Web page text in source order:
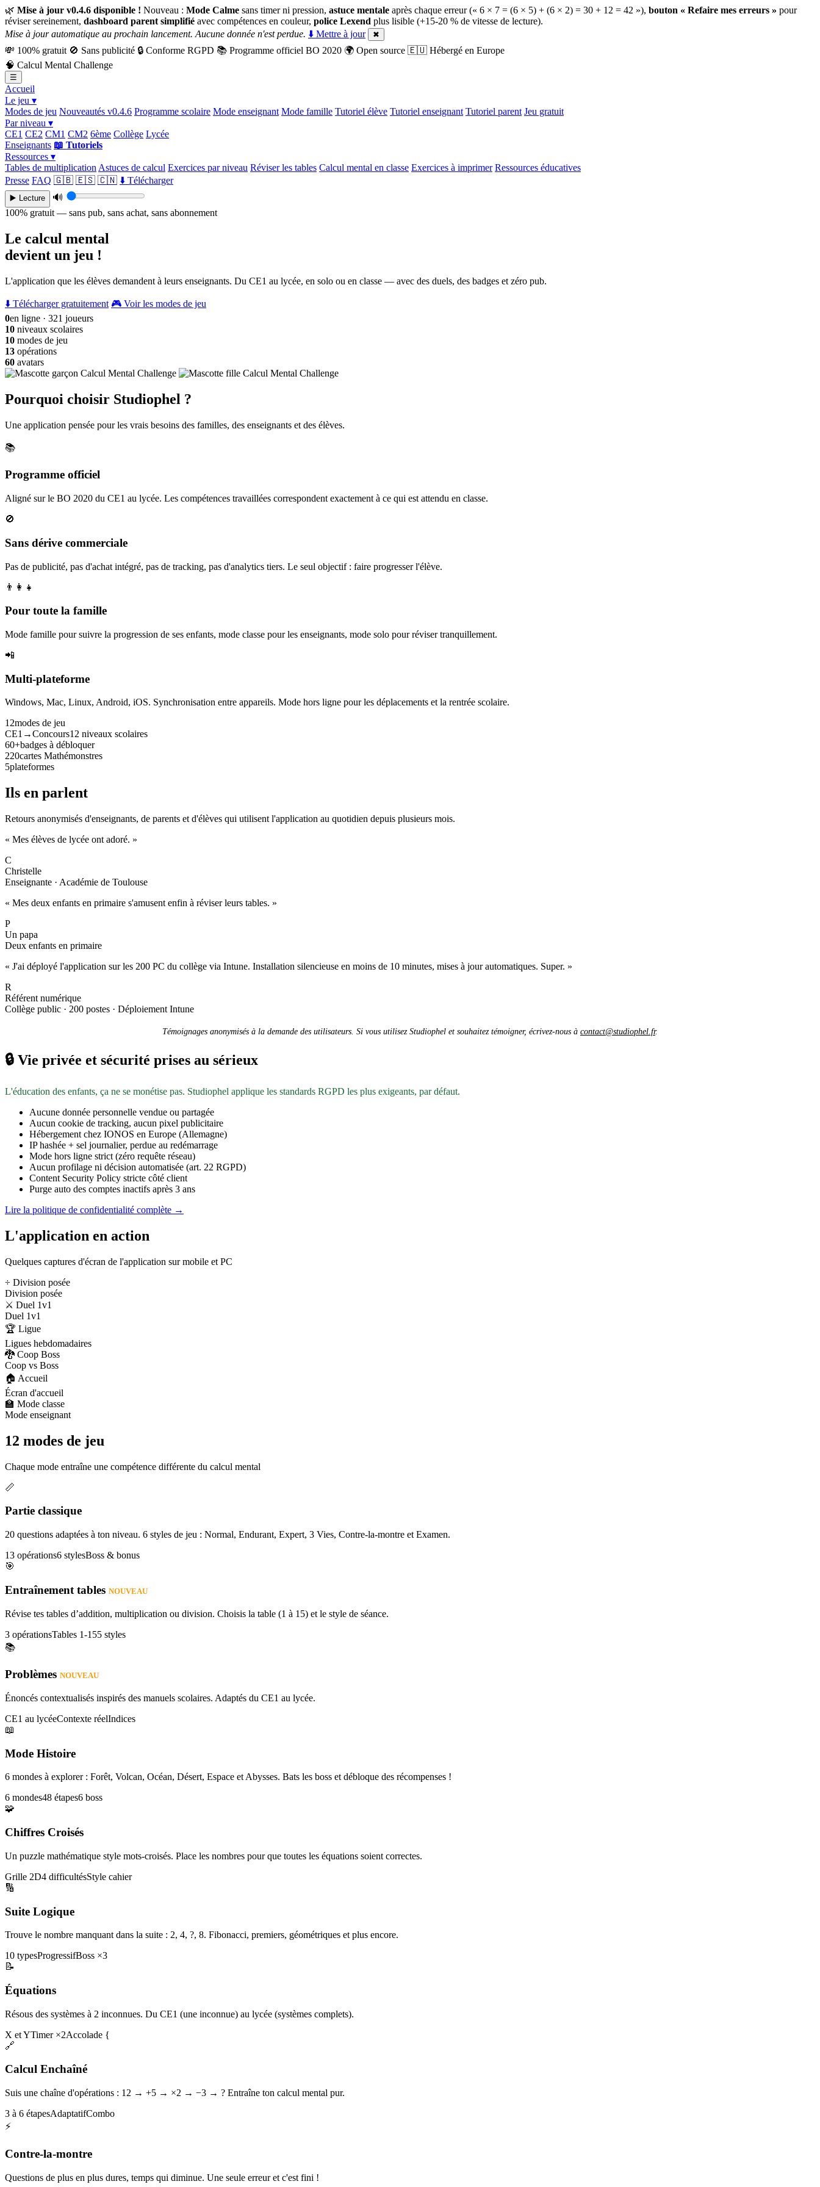
🌿 Mise à jour v0.4.6 disponible ! Nouveau : Mode Calme sans timer ni pression, astuce mentale après chaque erreur (« 6 × 7 = (6 × 5) + (6 × 2) = 30 + 12 = 42 »), bouton « Refaire mes erreurs » pour
réviser sereinement, dashboard parent simplifié avec compétences en couleur, police Lexend plus lisible (+15-20 % de vitesse de lecture).
Mise à jour automatique au prochain lancement. Aucune donnée n'est perdue. ⬇️ Mettre à jour ✖
💸 100% gratuit 🚫 Sans publicité 🔒 Conforme RGPD 📚 Programme officiel BO 2020 🌍 Open source 🇪🇺 Hébergé en Europe
🧠 Calcul Mental Challenge
☰
Accueil
Le jeu ▾
Modes de jeu Nouveautés v0.4.6 Programme scolaire Mode enseignant Mode famille Tutoriel élève Tutoriel enseignant Tutoriel parent Jeu gratuit
Par niveau ▾
CE1 CE2 CM1 CM2 6ème Collège Lycée
Enseignants 📖 Tutoriels
Ressources ▾
Tables de multiplication Astuces de calcul Exercices par niveau Réviser les tables Calcul mental en classe Exercices à imprimer Ressources éducatives
Presse FAQ 🇬🇧 🇪🇸 🇨🇳 ⬇️ Télécharger
▶️ Lecture
🔊
100% gratuit — sans pub, sans achat, sans abonnement
Le calcul mental
devient un jeu !
L'application que les élèves demandent à leurs enseignants. Du CE1 au lycée, en solo ou en classe — avec des duels, des badges et zéro pub.
⬇️ Télécharger gratuitement 🎮 Voir les modes de jeu
0en ligne · 321 joueurs
10 niveaux scolaires
10 modes de jeu
13 opérations
60 avatars
Pourquoi choisir Studiophel ?
Une application pensée pour les vrais besoins des familles, des enseignants et des élèves.
📚
Programme officiel
Aligné sur le BO 2020 du CE1 au lycée. Les compétences travaillées correspondent exactement à ce qui est attendu en classe.
🚫
Sans dérive commerciale
Pas de publicité, pas d'achat intégré, pas de tracking, pas d'analytics tiers. Le seul objectif : faire progresser l'élève.
👨‍👩‍👧
Pour toute la famille
Mode famille pour suivre la progression de ses enfants, mode classe pour les enseignants, mode solo pour réviser tranquillement.
📲
Multi-plateforme
Windows, Mac, Linux, Android, iOS. Synchronisation entre appareils. Mode hors ligne pour les déplacements et la rentrée scolaire.
12modes de jeu
CE1→Concours12 niveaux scolaires
60+badges à débloquer
220cartes Mathémonstres
5plateformes
Ils en parlent
Retours anonymisés d'enseignants, de parents et d'élèves qui utilisent l'application au quotidien depuis plusieurs mois.
« Mes élèves de lycée ont adoré. »
C
Christelle
Enseignante · Académie de Toulouse
« Mes deux enfants en primaire s'amusent enfin à réviser leurs tables. »
P
Un papa
Deux enfants en primaire
« J'ai déployé l'application sur les 200 PC du collège via Intune. Installation silencieuse en moins de 10 minutes, mises à jour automatiques. Super. »
R
Référent numérique
Collège public · 200 postes · Déploiement Intune
Témoignages anonymisés à la demande des utilisateurs. Si vous utilisez Studiophel et souhaitez témoigner, écrivez-nous à contact@studiophel.fr.
🔒 Vie privée et sécurité prises au sérieux
L'éducation des enfants, ça ne se monétise pas. Studiophel applique les standards RGPD les plus exigeants, par défaut.
Aucune donnée personnelle vendue ou partagée
Aucun cookie de tracking, aucun pixel publicitaire
Hébergement chez IONOS en Europe (Allemagne)
IP hashée + sel journalier, perdue au redémarrage
Mode hors ligne strict (zéro requête réseau)
Aucun profilage ni décision automatisée (art. 22 RGPD)
Content Security Policy stricte côté client
Purge auto des comptes inactifs après 3 ans
Lire la politique de confidentialité complète →
L'application en action
Quelques captures d'écran de l'application sur mobile et PC
÷ Division posée
Division posée
⚔️ Duel 1v1
Duel 1v1
🏆 Ligue
Ligues hebdomadaires
🐉 Coop Boss
Coop vs Boss
🏠 Accueil
Écran d'accueil
🏫 Mode classe
Mode enseignant
12 modes de jeu
Chaque mode entraîne une compétence différente du calcul mental
📏
Partie classique
20 questions adaptées à ton niveau. 6 styles de jeu : Normal, Endurant, Expert, 3 Vies, Contre-la-montre et Examen.
13 opérations6 stylesBoss & bonus
🎯
Entraînement tables NOUVEAU
Révise tes tables d’addition, multiplication ou division. Choisis la table (1 à 15) et le style de séance.
3 opérationsTables 1-155 styles
📚
Problèmes NOUVEAU
Énoncés contextualisés inspirés des manuels scolaires. Adaptés du CE1 au lycée.
CE1 au lycéeContexte réelIndices
📖
Mode Histoire
6 mondes à explorer : Forêt, Volcan, Océan, Désert, Espace et Abysses. Bats les boss et débloque des récompenses !
6 mondes48 étapes6 boss
🧩
Chiffres Croisés
Un puzzle mathématique style mots-croisés. Place les nombres pour que toutes les équations soient correctes.
Grille 2D4 difficultésStyle cahier
🔢
Suite Logique
Trouve le nombre manquant dans la suite : 2, 4, ?, 8. Fibonacci, premiers, géométriques et plus encore.
10 typesProgressifBoss ×3
📝
Équations
Résous des systèmes à 2 inconnues. Du CE1 (une inconnue) au lycée (systèmes complets).
X et YTimer ×2Accolade {
🔗
Calcul Enchaîné
Suis une chaîne d'opérations : 12 → +5 → ×2 → −3 → ? Entraîne ton calcul mental pur.
3 à 6 étapesAdaptatifCombo
⚡
Contre-la-montre
Questions de plus en plus dures, temps qui diminue. Une seule erreur et c'est fini !